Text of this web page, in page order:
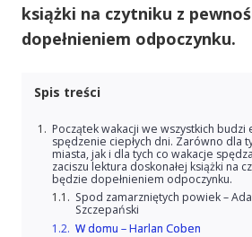
książki na czytniku z
dopełnieniem odpoczynku.
Spis treści
Początek wakacji we wszystkich budzi
spędzenie ciepłych dni. Zarówno dla
miasta, jak i dla tych co wakacje
zaciszu lektura doskonałej książki na
będzie dopełnieniem odpoczynku.
Spod zamarzniętych powiek –
Szczepański
W domu – Harlan Coben